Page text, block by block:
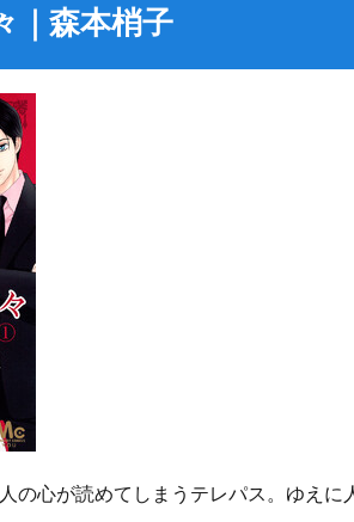
｜森本梢子
の心が読めてしまうテレパス。ゆえ